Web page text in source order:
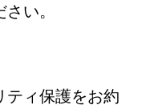
い。
ティ保護をお約